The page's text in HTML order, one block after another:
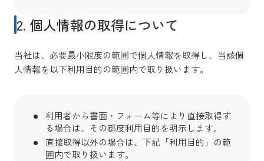
2. 個人情報の取得について
当社は、必要最小限度の範囲で個人情報を取得し、当該個
人情報を以下利用目的の範囲内で取り扱います。
利用者から書面・フォーム等により直接取得す
る場合は、その都度利用目的を明示します。
直接取得以外の場合は、下記「利用目的」の範
囲内で取り扱います。